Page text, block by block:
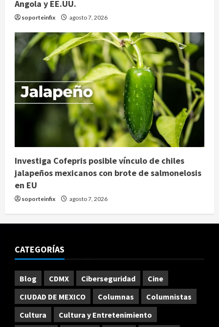
Angola y EE.UU.
soporteinfix agosto 7, 2026
Investiga Cofepris posible vínculo de chiles
jalapeños mexicanos con brote de salmonelosis
en EU
soporteinfix agosto 7, 2026
CATEGORÍAS
Blog CDMX Ciberseguridad
Cine
CIUDAD DE MEXICO
Columnas
Columnistas
Cultura
Cultura y Entretenimiento